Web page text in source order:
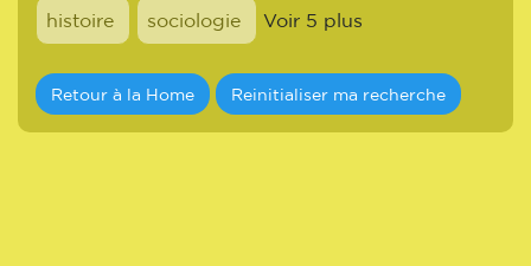
histoire sociologie Voir 5 plus
Retour à la Home Reinitialiser ma recherche